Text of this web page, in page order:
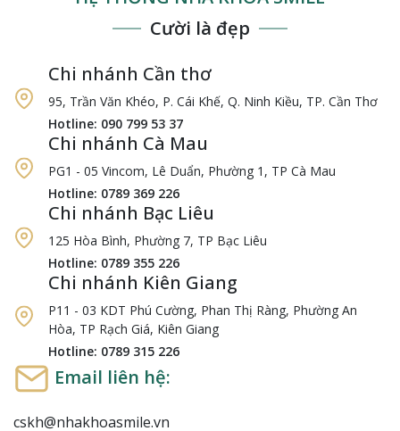
Cười là đẹp
Chi nhánh Cần thơ
95, Trần Văn Khéo, P. Cái Khế, Q. Ninh Kiều, TP. Cần Thơ
Hotline: 090 799 53 37
Chi nhánh Cà Mau
PG1 - 05 Vincom, Lê Duẩn, Phường 1, TP Cà Mau
Hotline: 0789 369 226
Chi nhánh Bạc Liêu
125 Hòa Bình, Phường 7, TP Bạc Liêu
Hotline: 0789 355 226
Chi nhánh Kiên Giang
P11 - 03 KDT Phú Cường, Phan Thị Ràng, Phường An
Hòa, TP Rạch Giá, Kiên Giang
Hotline: 0789 315 226
Email liên hệ:
cskh@nhakhoasmile.vn